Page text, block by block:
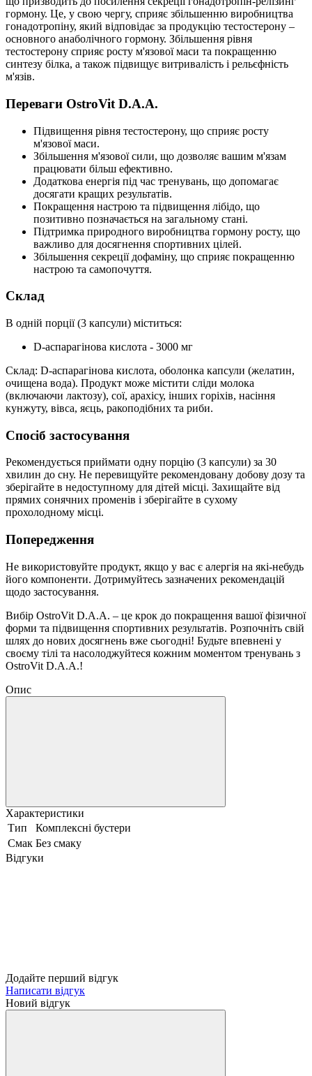
гормону. Це, у свою чергу, сприяє збільшенню виробництва
гонадотропіну, який відповідає за продукцію тестостерону –
основного анаболічного гормону. Збільшення рівня
тестостерону сприяє росту м'язової маси та покращенню
синтезу білка, а також підвищує витривалість і рельєфність
м'язів.
Переваги OstroVit D.A.A.
Підвищення рівня тестостерону, що сприяє росту
м'язової маси.
Збільшення м'язової сили, що дозволяє вашим м'язам
працювати більш ефективно.
Додаткова енергія під час тренувань, що допомагає
досягати кращих результатів.
Покращення настрою та підвищення лібідо, що
позитивно позначається на загальному стані.
Підтримка природного виробництва гормону росту, що
важливо для досягнення спортивних цілей.
Збільшення секреції дофаміну, що сприяє покращенню
настрою та самопочуття.
Склад
В одній порції (3 капсули) міститься:
D-аспарагінова кислота - 3000 мг
Склад: D-аспарагінова кислота, оболонка капсули (желатин,
очищена вода). Продукт може містити сліди молока
(включаючи лактозу), сої, арахісу, інших горіхів, насіння
кунжуту, вівса, яєць, ракоподібних та риби.
Спосіб застосування
Рекомендується приймати одну порцію (3 капсули) за 30
хвилин до сну. Не перевищуйте рекомендовану добову дозу та
зберігайте в недоступному для дітей місці. Захищайте від
прямих сонячних променів і зберігайте в сухому
прохолодному місці.
Попередження
Не використовуйте продукт, якщо у вас є алергія на які-небудь
його компоненти. Дотримуйтесь зазначених рекомендацій
щодо застосування.
Вибір OstroVit D.A.A. – це крок до покращення вашої фізичної
форми та підвищення спортивних результатів. Розпочніть свій
шлях до нових досягнень вже сьогодні! Будьте впевнені у
своєму тілі та насолоджуйтеся кожним моментом тренувань з
OstroVit D.A.A.!
Опис
Характеристики
Тип
Комплексні бустери
Смак Без смаку
Відгуки
Додайте перший відгук
Написати відгук
Новий відгук